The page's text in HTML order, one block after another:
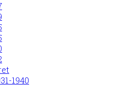
1940